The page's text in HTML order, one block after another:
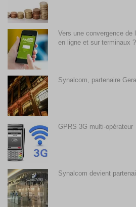
Vers une convergence de
en ligne et sur terminaux ?
Synalcom, partenaire
GPRS 3G multi-opérateur
Synalcom devient